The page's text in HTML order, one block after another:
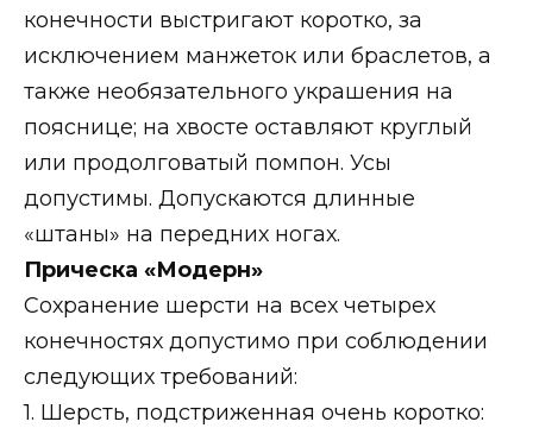
конечности выстригают коротко, за
исключением манжеток или браслетов, а
также необязательного украшения на
пояснице; на хвосте оставляют круглый
или продолговатый помпон. Усы
допустимы. Допускаются длинные
«штаны» на передних ногах.
Прическа «Модерн»
Сохранение шерсти на всех четырех
конечностях допустимо при соблюдении
следующих требований:
1. Шерсть, подстриженная очень коротко: